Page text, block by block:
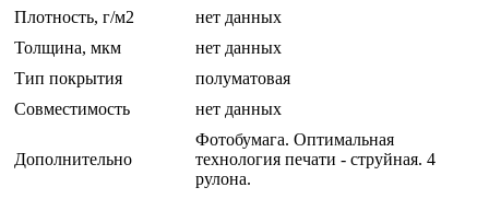
Плотность, г/м2
нет данных
Толщина, мкм
нет данных
Тип покрытия
полуматовая
Совместимость
нет данных
Дополнительно
Фотобумага. Оптимальная
технология печати - струйная. 4
рулона.